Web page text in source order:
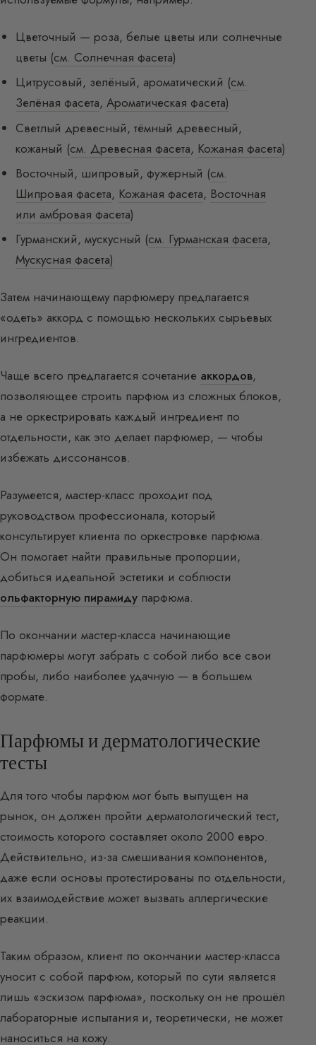
Цветочный — роза, белые цветы или солнечные
цветы (см. Солнечная фасета)
Цитрусовый, зелёный, ароматический (см.
Зелёная фасета,Ароматическая фасета)
Светлый древесный, тёмный древесный,
кожаный (см. Древесная фасета, Кожаная фасета)
Восточный, шипровый, фужерный (см.
Шипровая фасета, Кожаная фасета, Восточная
или амбровая фасета)
Гурманский, мускусный (см. Гурманская фасета,
Мускусная фасета)
Затем начинающему парфюмеру предлагается
«одеть» аккорд с помощью нескольких сырьевых
ингредиентов.
Чаще всего предлагается сочетание аккордов,
позволяющее строить парфюм из сложных блоков,
а не оркестрировать каждый ингредиент по
отдельности, как это делает парфюмер, — чтобы
избежать диссонансов.
Разумеется, мастер-класс проходит под
руководством профессионала, который
консультирует клиента по оркестровке парфюма.
Он помогает найти правильные пропорции,
добиться идеальной эстетики и соблюсти
ольфакторную пирамиду парфюма.
По окончании мастер-класса начинающие
парфюмеры могут забрать с собой либо все свои
пробы, либо наиболее удачную — в большем
формате.
Парфюмы и дерматологические
тесты
Для того чтобы парфюм мог быть выпущен на
рынок, он должен пройти дерматологический тест,
стоимость которого составляет около 2000 евро.
Действительно, из-за смешивания компонентов,
даже если основы протестированы по отдельности,
их взаимодействие может вызвать аллергические
реакции.
Таким образом, клиент по окончании мастер-класса
уносит с собой парфюм, который по сути является
лишь «эскизом парфюма», поскольку он не прошёл
лабораторные испытания и, теоретически, не может
наноситься на кожу.